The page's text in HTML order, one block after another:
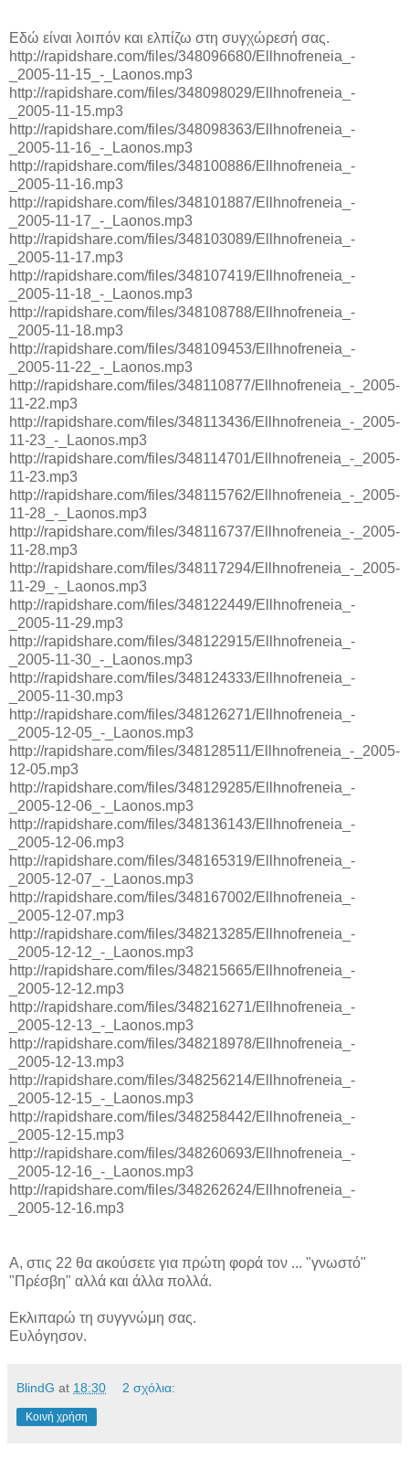
Εδώ είναι λοιπόν και ελπίζω στη συγχώρεσή σας.
http://rapidshare.com/files/348096680/Ellhnofreneia_-
_2005-11-15_-_Laonos.mp3
http://rapidshare.com/files/348098029/Ellhnofreneia_-
_2005-11-15.mp3
http://rapidshare.com/files/348098363/Ellhnofreneia_-
_2005-11-16_-_Laonos.mp3
http://rapidshare.com/files/348100886/Ellhnofreneia_-
_2005-11-16.mp3
http://rapidshare.com/files/348101887/Ellhnofreneia_-
_2005-11-17_-_Laonos.mp3
http://rapidshare.com/files/348103089/Ellhnofreneia_-
_2005-11-17.mp3
http://rapidshare.com/files/348107419/Ellhnofreneia_-
_2005-11-18_-_Laonos.mp3
http://rapidshare.com/files/348108788/Ellhnofreneia_-
_2005-11-18.mp3
http://rapidshare.com/files/348109453/Ellhnofreneia_-
_2005-11-22_-_Laonos.mp3
http://rapidshare.com/files/348110877/Ellhnofreneia_-_2005-
11-22.mp3
http://rapidshare.com/files/348113436/Ellhnofreneia_-_2005-
11-23_-_Laonos.mp3
http://rapidshare.com/files/348114701/Ellhnofreneia_-_2005-
11-23.mp3
http://rapidshare.com/files/348115762/Ellhnofreneia_-_2005-
11-28_-_Laonos.mp3
http://rapidshare.com/files/348116737/Ellhnofreneia_-_2005-
11-28.mp3
http://rapidshare.com/files/348117294/Ellhnofreneia_-_2005-
11-29_-_Laonos.mp3
http://rapidshare.com/files/348122449/Ellhnofreneia_-
_2005-11-29.mp3
http://rapidshare.com/files/348122915/Ellhnofreneia_-
_2005-11-30_-_Laonos.mp3
http://rapidshare.com/files/348124333/Ellhnofreneia_-
_2005-11-30.mp3
http://rapidshare.com/files/348126271/Ellhnofreneia_-
_2005-12-05_-_Laonos.mp3
http://rapidshare.com/files/348128511/Ellhnofreneia_-_2005-
12-05.mp3
http://rapidshare.com/files/348129285/Ellhnofreneia_-
_2005-12-06_-_Laonos.mp3
http://rapidshare.com/files/348136143/Ellhnofreneia_-
_2005-12-06.mp3
http://rapidshare.com/files/348165319/Ellhnofreneia_-
_2005-12-07_-_Laonos.mp3
http://rapidshare.com/files/348167002/Ellhnofreneia_-
_2005-12-07.mp3
http://rapidshare.com/files/348213285/Ellhnofreneia_-
_2005-12-12_-_Laonos.mp3
http://rapidshare.com/files/348215665/Ellhnofreneia_-
_2005-12-12.mp3
http://rapidshare.com/files/348216271/Ellhnofreneia_-
_2005-12-13_-_Laonos.mp3
http://rapidshare.com/files/348218978/Ellhnofreneia_-
_2005-12-13.mp3
http://rapidshare.com/files/348256214/Ellhnofreneia_-
_2005-12-15_-_Laonos.mp3
http://rapidshare.com/files/348258442/Ellhnofreneia_-
_2005-12-15.mp3
http://rapidshare.com/files/348260693/Ellhnofreneia_-
_2005-12-16_-_Laonos.mp3
http://rapidshare.com/files/348262624/Ellhnofreneia_-
_2005-12-16.mp3
Α, στις 22 θα ακούσετε για πρώτη φορά τον ... "γνωστό"
"Πρέσβη" αλλά και άλλα πολλά.
Εκλιπαρώ τη συγγνώμη σας.
Ευλόγησον.
BlindG at 18:30 2 σχόλια:
Κοινή χρήση